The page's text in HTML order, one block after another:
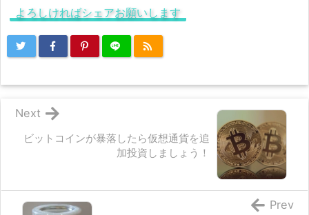
よろしければシェアお願いします
ビットコインが暴落したら仮想通貨を追
加投資しましょう！
Next
Prev